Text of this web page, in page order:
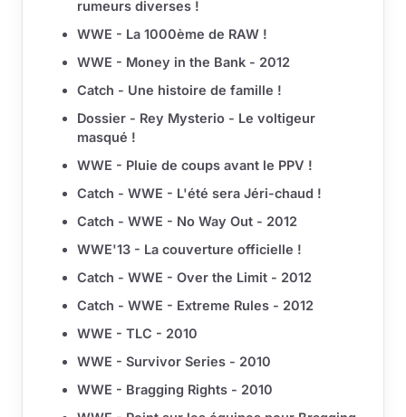
rumeurs diverses !
WWE - La 1000ème de RAW !
WWE - Money in the Bank - 2012
Catch - Une histoire de famille !
Dossier - Rey Mysterio - Le voltigeur
masqué !
WWE - Pluie de coups avant le PPV !
Catch - WWE - L'été sera Jéri-chaud !
Catch - WWE - No Way Out - 2012
WWE'13 - La couverture officielle !
Catch - WWE - Over the Limit - 2012
Catch - WWE - Extreme Rules - 2012
WWE - TLC - 2010
WWE - Survivor Series - 2010
WWE - Bragging Rights - 2010